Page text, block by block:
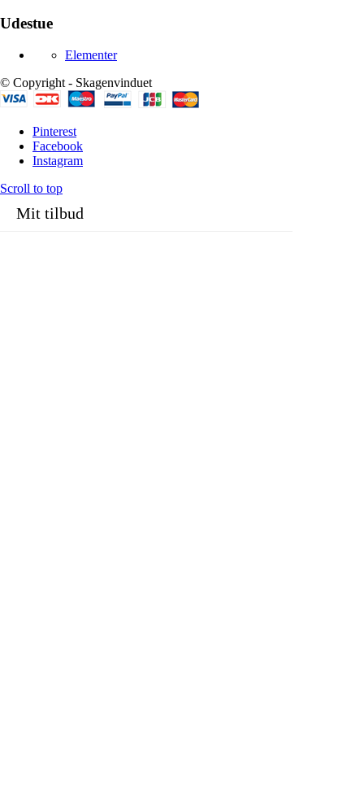
Udestue
Elementer
© Copyright - Skagenvinduet
Pinterest
Facebook
Instagram
Scroll to top
Mit tilbud